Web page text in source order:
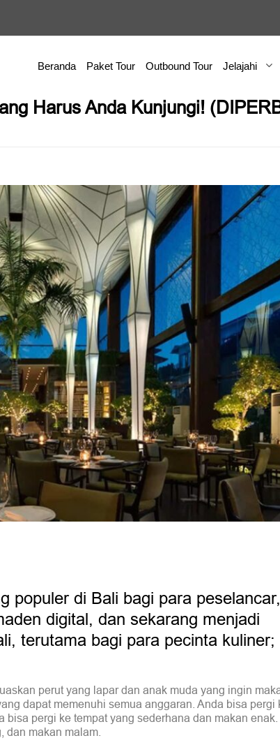
Beranda Paket Tour Outbound Tour Jelajahi
Harus Anda Kunjungi!
populer di Bali bagi para peselancar,
digital, dan sekarang menjadi
terutama bagi para pecinta kuliner;
perut yang lapar dan anak muda yang ingin
dapat memenuhi semua anggaran. Anda bisa pergi
pergi ke tempat yang sederhana dan makan enak.
dan makan malam.